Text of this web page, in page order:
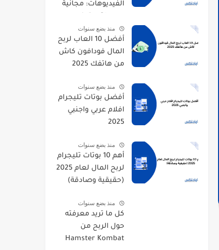
الفيديوهات: مجانية
منذ بضع سنوات
أفضل 10 العاب لربح
المال فودافون كاش
من هاتفك 2025
منذ بضع سنوات
أفضل بوتات تليجرام
افلام عربي واجنبي
2025
منذ بضع سنوات
أهم 10 بوتات تليجرام
لربح المال لعام 2025
(حقيقية وصادقة)
منذ بضع سنوات
كل ما تريد معرفته
حول الربح من
Hamster Kombat